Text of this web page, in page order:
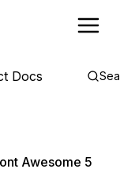
Docs
Awesome 5